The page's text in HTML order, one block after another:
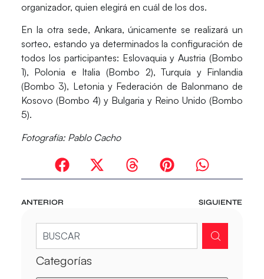
organizador, quien elegirá en cuál de los dos.
En la otra sede, Ankara, únicamente se realizará un
sorteo, estando ya determinados la configuración de
todos los participantes: Eslovaquia y Austria (Bombo
1), Polonia e Italia(Bombo 2),Turquía y Finlandia
(Bombo 3), Letonia y Federación de Balonmano de
Kosovo (Bombo 4) y Bulgaria y Reino Unido(Bombo
5).
Fotografía: Pablo Cacho
ANTERIOR SIGUIENTE
Categorías